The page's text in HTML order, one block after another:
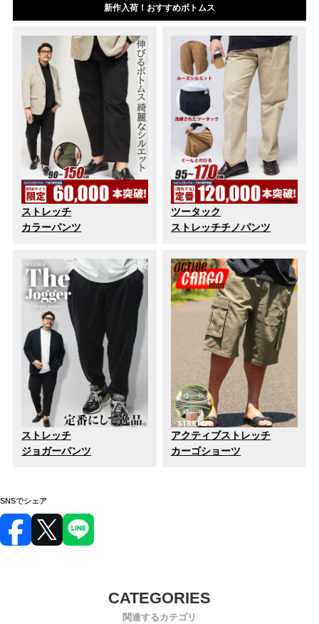
新作入荷！おすすめボトムス
ストレッチ
カラーパンツ
ツータック
ストレッチチノパンツ
ストレッチ
ジョガーパンツ
アクティブストレッチ
カーゴショーツ
SNSでシェア
関連するカテゴリ